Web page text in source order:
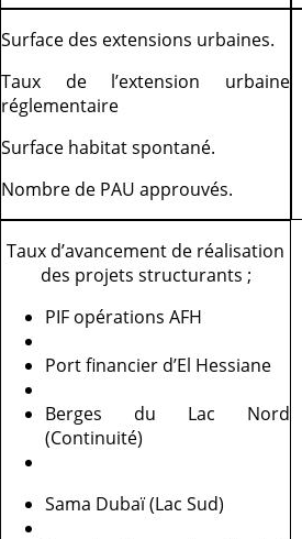
Surface des extensions urbaines.
Taux de l’extension urbaine
réglementaire
Surface habitat spontané.
Nombre de PAU approuvés.
Taux d’avancement de réalisation
des projets structurants ;
PIF opérations AFH
Port financier d’El Hessiane
Berges du Lac Nord
(Continuité)
Sama Dubaï (Lac Sud)